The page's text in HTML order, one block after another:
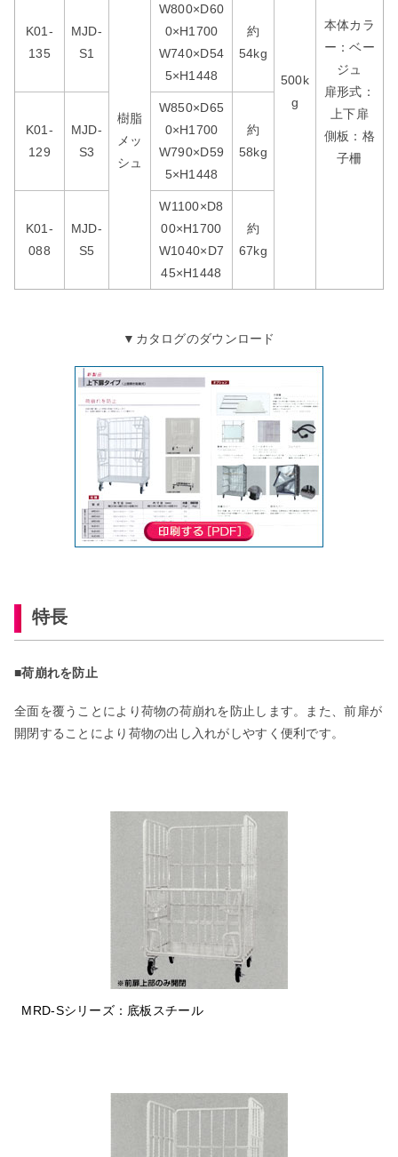
500k
g
本体カラ
ー：ベー
ジュ
扉形式：
上下扉
側板：格
子柵
K01-
135
MJD-
S1
樹脂
メッ
シュ
W800×D60
0×H1700
W740×D54
5×H1448
約
54kg
K01-
129
MJD-
S3
W850×D65
0×H1700
W790×D59
5×H1448
約
58kg
K01-
088
MJD-
S5
W1100×D8
00×H1700
W1040×D7
45×H1448
約
67kg
▼カタログのダウンロード
特長
■荷崩れを防止
全面を覆うことにより荷物の荷崩れを防止します。また、前扉が
開閉することにより荷物の出し入れがしやすく便利です。
MRD-Sシリーズ：底板スチール